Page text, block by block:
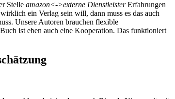
Stelle amazon<->externe DienstleisterErfahrungen
ein Verlag sein will, dann muss es das auch
Unsere Autoren brauchen flexible
ist eben auch eine Kooperation. Das funktioniert